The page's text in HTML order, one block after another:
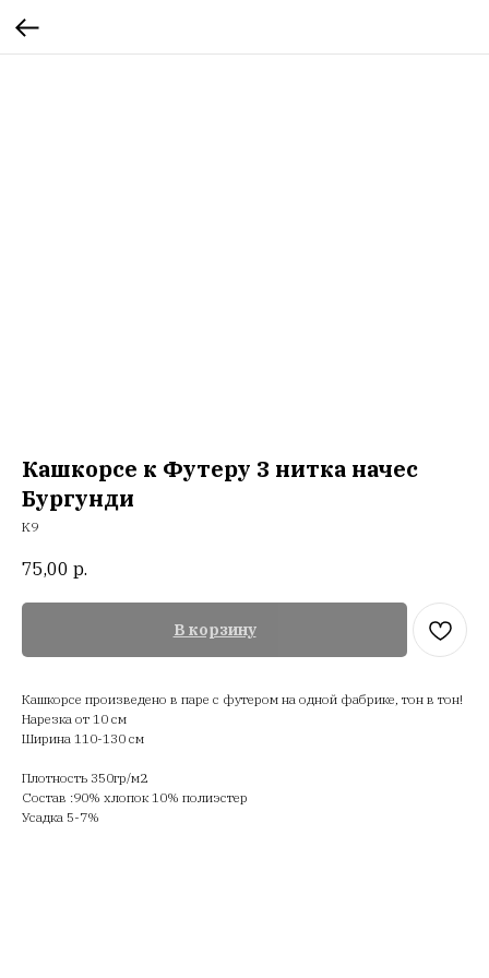
Кашкорсе к Футеру 3 нитка начес
Бургунди
K9
75,00 р.
В корзину
Кашкорсе произведено в паре с футером на одной фабрике, тон в тон!
Нарезка от 10 см
Ширина 110-130 см
Плотность 350гр/м2
Состав :90% хлопок 10% полиэстер
Усадка 5-7%